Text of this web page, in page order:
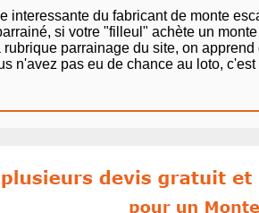
du fabricant de monte
si votre "filleul" achète un
parrainage du site, on
n'avez pas eu de chance au loto, c'est